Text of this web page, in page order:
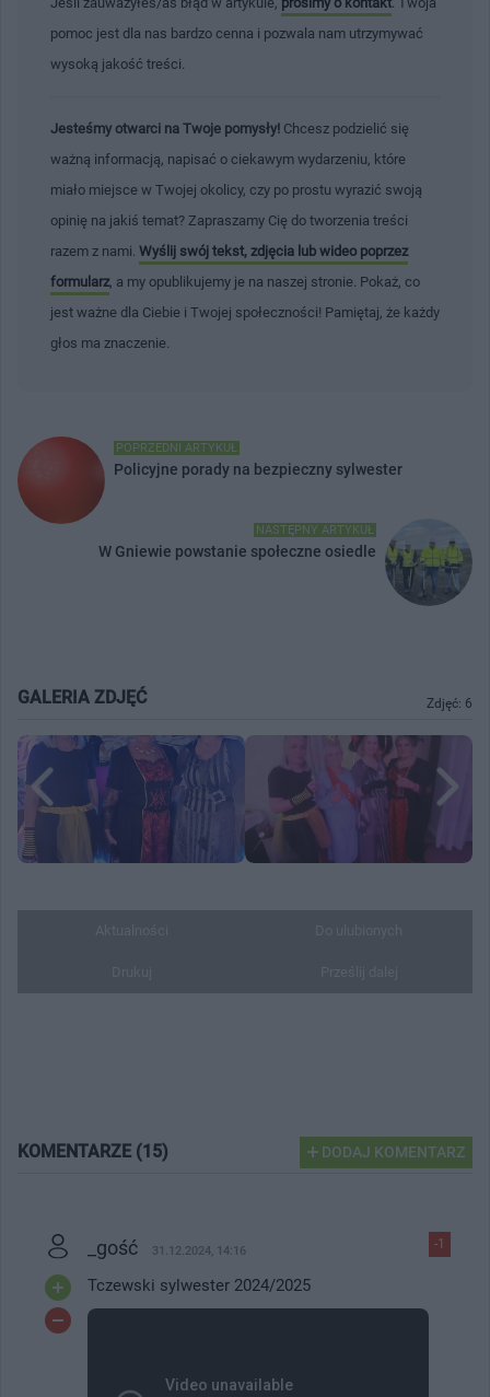
pomoc jest dla nas bardzo cenna i pozwala nam utrzymywać
wysoką jakość treści.
Jesteśmy otwarci na Twoje pomysły! Chcesz podzielić się
ważną informacją, napisać o ciekawym wydarzeniu, które
miało miejsce w Twojej okolicy, czy po prostu wyrazić swoją
opinię na jakiś temat? Zapraszamy Cię do tworzenia treści
razem z nami. Wyślij swój tekst, zdjęcia lub wideo poprzez
formularz , a my opublikujemy je na naszej stronie. Pokaż, co
jest ważne dla Ciebie i Twojej społeczności! Pamiętaj, że każdy
głos ma znaczenie.
POPRZEDNI ARTYKUŁ
Policyjne porady na bezpieczny sylwester
NASTĘPNY ARTYKUŁ
W Gniewie powstanie społeczne osiedle
Zdjęć: 6
GALERIA ZDJĘĆ
KOMENTARZE (15) DODAJ KOMENTARZ
-1
_gość 31.12.2024, 14:16
Tczewski sylwester 2024/2025